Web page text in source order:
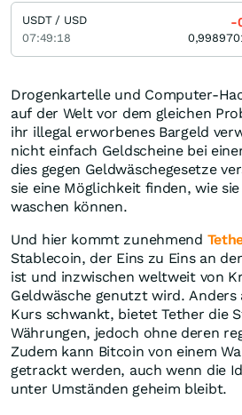
Drogenkartelle und Computer-
auf der Welt vor dem gleichen
ihr illegal erworbenes Bargeld
nicht einfach Geldscheine bei
dies gegen Geldwäschegesetze
sie eine Möglichkeit finden, wie
waschen können.
Und hier kommt zunehmend
Stablecoin, der Eins zu Eins an
ist und inzwischen weltweit von
Geldwäsche genutzt wird. Anders
Kurs schwankt, bietet Tether die
Währungen, jedoch ohne deren
Zudem kann Bitcoin von einem
getrackt werden, auch wenn die
unter Umständen geheim bleibt.
USDT / USD
07:49:18
-